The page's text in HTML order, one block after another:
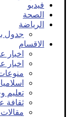
فيديو
الصحة
الرياضة
جدول
الاقسام
اخبار
اخبار
تعليم
ثقافة